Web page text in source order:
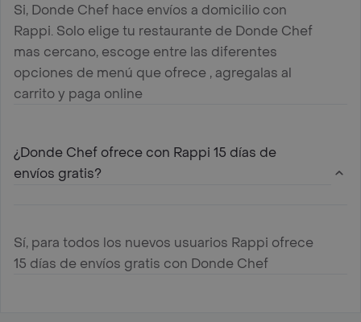
Si, Donde Chef hace envíos a domicilio con
Rappi. Solo elige tu restaurante de Donde Chef
mas cercano, escoge entre las diferentes
opciones de menú que ofrece , agregalas al
carrito y paga online
¿Donde Chef ofrece con Rappi 15 días de
envíos gratis?
Sí, para todos los nuevos usuarios Rappi ofrece
15 días de envíos gratis con Donde Chef